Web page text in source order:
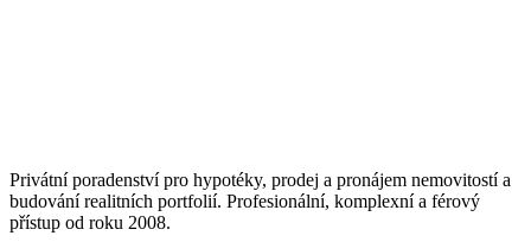
Privátní poradenství pro hypotéky, prodej a pronájem nemovitostí a
budování realitních portfolií. Profesionální, komplexní a férový
přístup od roku 2008.